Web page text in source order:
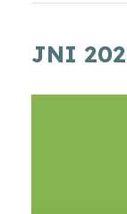
JNI